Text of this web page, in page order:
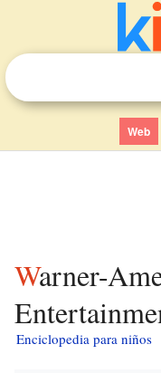
Web
Warner-Amex Satellite
Enciclopedia para niños